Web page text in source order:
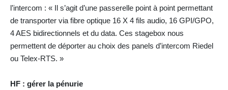
l’intercom : « Il s’agit d’une passerelle point à point permettant
de transporter via fibre optique 16 X 4 fils audio, 16 GPI/GPO,
4 AES bidirectionnels et du data. Ces stagebox nous
permettent de déporter au choix des panels d’intercom Riedel
ou Telex-RTS. »
HF : gérer la pénurie